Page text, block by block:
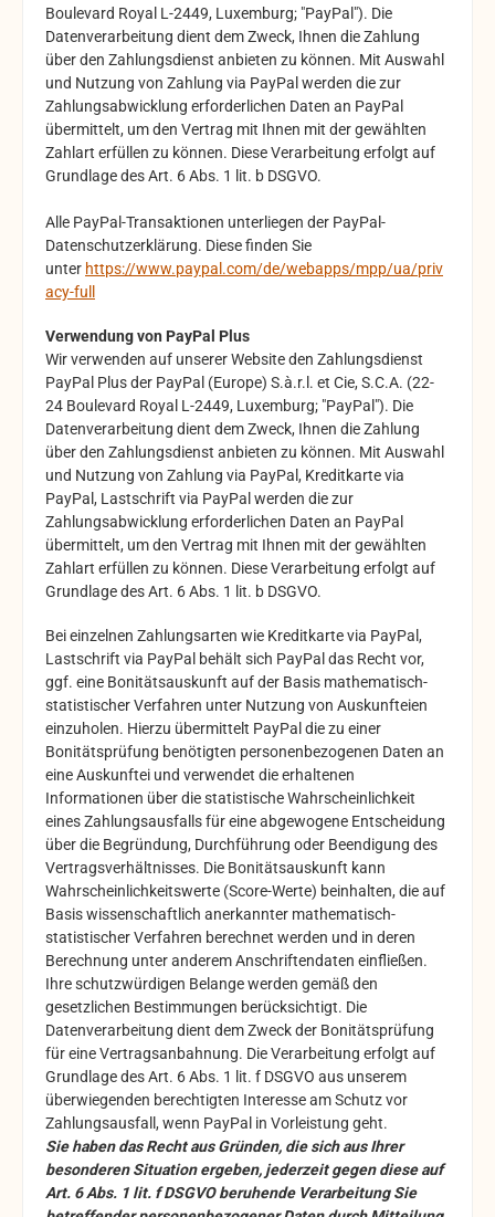
Boulevard Royal L-2449, Luxemburg; "PayPal"). Die
Datenverarbeitung dient dem Zweck, Ihnen die Zahlung
über den Zahlungsdienst anbieten zu können. Mit Auswahl
und Nutzung von Zahlung via PayPal werden die zur
Zahlungsabwicklung erforderlichen Daten an PayPal
übermittelt, um den Vertrag mit Ihnen mit der gewählten
Zahlart erfüllen zu können. Diese Verarbeitung erfolgt auf
Grundlage des Art. 6 Abs. 1 lit. b DSGVO.
Alle PayPal-Transaktionen unterliegen der PayPal-
Datenschutzerklärung. Diese finden Sie
unter https://www.paypal.com/de/webapps/mpp/ua/priv
acy-full
Verwendung von PayPal Plus
Wir verwenden auf unserer Website den Zahlungsdienst
PayPal Plus der PayPal (Europe) S.à.r.l. et Cie, S.C.A. (22-
24 Boulevard Royal L-2449, Luxemburg; "PayPal"). Die
Datenverarbeitung dient dem Zweck, Ihnen die Zahlung
über den Zahlungsdienst anbieten zu können. Mit Auswahl
und Nutzung von Zahlung via PayPal, Kreditkarte via
PayPal, Lastschrift via PayPal werden die zur
Zahlungsabwicklung erforderlichen Daten an PayPal
übermittelt, um den Vertrag mit Ihnen mit der gewählten
Zahlart erfüllen zu können. Diese Verarbeitung erfolgt auf
Grundlage des Art. 6 Abs. 1 lit. b DSGVO.
Bei einzelnen Zahlungsarten wie Kreditkarte via PayPal,
Lastschrift via PayPal behält sich PayPal das Recht vor,
ggf. eine Bonitätsauskunft auf der Basis mathematisch-
statistischer Verfahren unter Nutzung von Auskunfteien
einzuholen. Hierzu übermittelt PayPal die zu einer
Bonitätsprüfung benötigten personenbezogenen Daten an
eine Auskunftei und verwendet die erhaltenen
Informationen über die statistische Wahrscheinlichkeit
eines Zahlungsausfalls für eine abgewogene Entscheidung
über die Begründung, Durchführung oder Beendigung des
Vertragsverhältnisses. Die Bonitätsauskunft kann
Wahrscheinlichkeitswerte (Score-Werte) beinhalten, die auf
Basis wissenschaftlich anerkannter mathematisch-
statistischer Verfahren berechnet werden und in deren
Berechnung unter anderem Anschriftendaten einfließen.
Ihre schutzwürdigen Belange werden gemäß den
gesetzlichen Bestimmungen berücksichtigt. Die
Datenverarbeitung dient dem Zweck der Bonitätsprüfung
für eine Vertragsanbahnung. Die Verarbeitung erfolgt auf
Grundlage des Art. 6 Abs. 1 lit. f DSGVO aus unserem
überwiegenden berechtigten Interesse am Schutz vor
Zahlungsausfall, wenn PayPal in Vorleistung geht.
Sie haben das Recht aus Gründen, die sich aus Ihrer
besonderen Situation ergeben, jederzeit gegen diese auf
Art. 6 Abs. 1 lit. f DSGVO beruhende Verarbeitung Sie